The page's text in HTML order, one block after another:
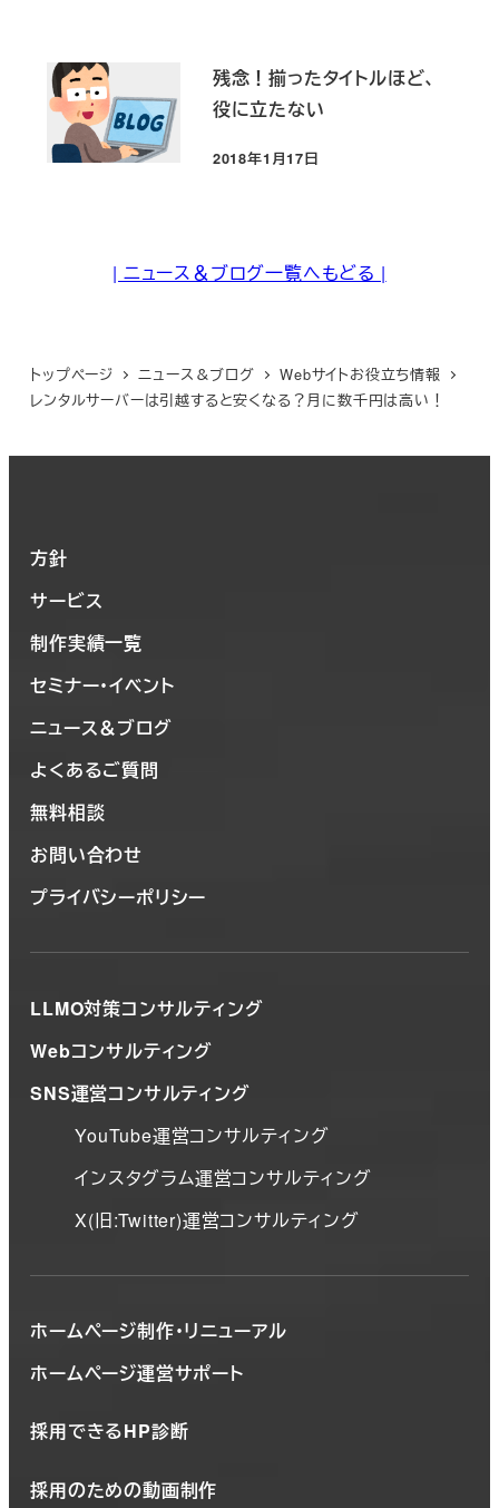
残念！揃ったタイトルほど、
役に立たない
投稿日
2018年1月17日
| ニュース＆ブログ一覧へもどる |
トップページ ニュース＆ブログ
Webサイトお役立ち情報
レンタルサーバーは引越すると安くなる？月に数千円は高い！
方針
サービス
制作実績一覧
セミナー・イベント
ニュース＆ブログ
よくあるご質問
無料相談
お問い合わせ
プライバシーポリシー
LLMO対策コンサルティング
Webコンサルティング
SNS運営コンサルティング
YouTube運営コンサルティング
インスタグラム運営コンサルティング
X(旧:Twitter)運営コンサルティング
ホームページ制作・リニューアル
ホームページ運営サポート
採用できるHP診断
採用のための動画制作